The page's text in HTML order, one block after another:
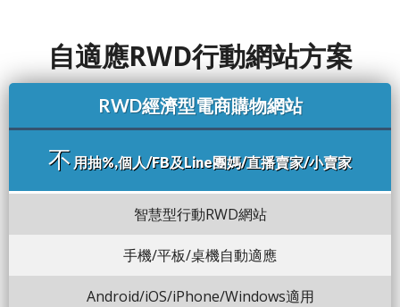
自適應RWD行動網站方案
RWD經濟型電商購物網站
不 用抽%,個人/FB及Line團媽/直播賣家/小賣家
智慧型行動RWD網站
手機/平板/桌機自動適應
Android/iOS/iPhone/Windows適用